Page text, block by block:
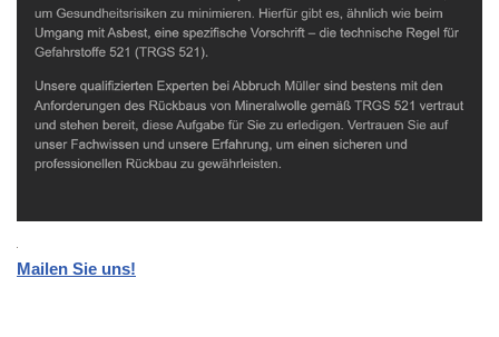
Mailen Sie uns!